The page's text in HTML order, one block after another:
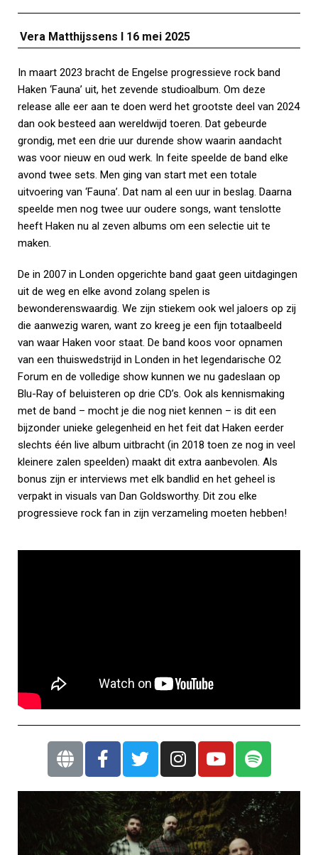
Vera Matthijssens I 16 mei 2025
In maart 2023 bracht de Engelse progressieve rock band
Haken ‘Fauna’ uit, het zevende studioalbum. Om deze
release alle eer aan te doen werd het grootste deel van 2024
dan ook besteed aan wereldwijd toeren. Dat gebeurde
grondig, met een drie uur durende show waarin aandacht
was voor nieuw en oud werk. In feite speelde de band elke
avond twee sets. Men ging van start met een totale
uitvoering van ‘Fauna’. Dat nam al een uur in beslag. Daarna
speelde men nog twee uur oudere songs, want tenslotte
heeft Haken nu al zeven albums om een selectie uit te
maken.
De in 2007 in Londen opgerichte band gaat geen uitdagingen
uit de weg en elke avond zolang spelen is
bewonderenswaardig. We zijn stiekem ook wel jaloers op zij
die aanwezig waren, want zo kreeg je een fijn totaalbeeld
van waar Haken voor staat. De band koos voor opnamen
van een thuiswedstrijd in Londen in het legendarische O2
Forum en de volledige show kunnen we nu gadeslaan op
Blu-Ray of beluisteren op drie CD’s. Ook als kennismaking
met de band – mocht je die nog niet kennen – is dit een
bijzonder unieke gelegenheid en het feit dat Haken eerder
slechts één live album uitbracht (in 2018 toen ze nog in veel
kleinere zalen speelden) maakt dit extra aanbevolen. Als
bonus zijn er interviews met elk bandlid en het geheel is
verpakt in visuals van Dan Goldsworthy. Dit zou elke
progressieve rock fan in zijn verzameling moeten hebben!